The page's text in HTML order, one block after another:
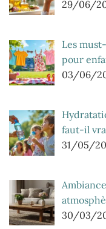
29/06/
Les
pour
03/06/
faut-il
31/05/
30/03/